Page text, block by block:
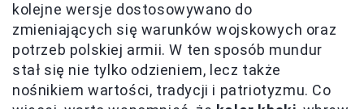
kolejne wersje dostosowywano do
zmieniających się warunków wojskowych oraz
potrzeb polskiej armii. W ten sposób mundur
stał się nie tylko odzieniem, lecz także
nośnikiem wartości, tradycji i patriotyzmu. Co